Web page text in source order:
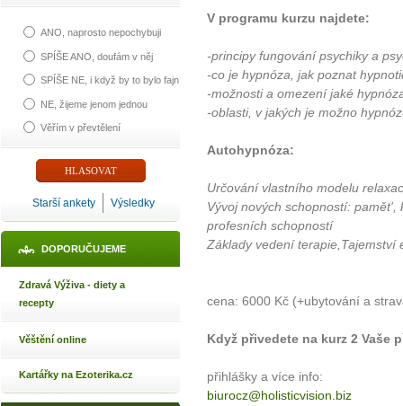
ANO, naprosto nepochybuji
SPÍŠE ANO, doufám v něj
SPÍŠE NE, i když by to bylo fajn
NE, žijeme jenom jednou
Věřím v převtělení
Starší ankety Výsledky
DOPORUČUJEME
Zdravá Výživa - diety a
recepty
Věštění online
Kartářky na Ezoterika.cz
V programu kurzu najdete:
-principy fungování psychiky a
-co je hypnóza, jak poznat
-možnosti a omezení jaké
-oblasti, v jakých je možno
Autohypnóza:
Určování vlastního modelu
Vývoj nových schopností:
profesních schopností
Základy vedení terapie,Tajemství
cena: 6000 Kč (+ubytování a
Když přivedete na kurz 2 Vaše
přihlášky a více info:
biurocz@holisticvision.biz